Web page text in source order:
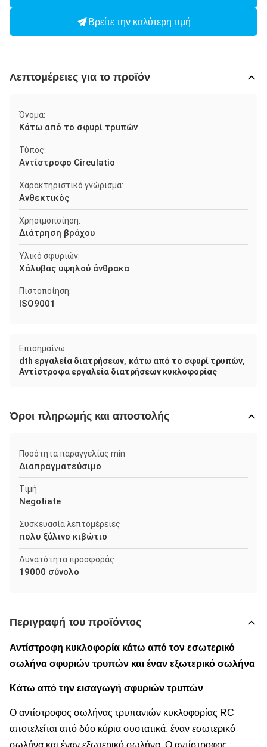
Βρείτε την καλύτερη τιμή
Λεπτομέρειες για το προϊόν
Όνομα:
Κάτω από το σφυρί τρυπών
Τύπος:
Αντίστροφο Circulatio
Χαρακτηριστικό γνώρισμα:
Ανθεκτικός
Χρησιμοποίηση:
Διάτρηση βράχου
Υλικό σφυριών:
Χάλυβας υψηλού άνθρακα
Πιστοποίηση:
ISO9001
Επισημαίνω:
dth εργαλεία διατρήσεων, κάτω από το σφυρί τρυπών,
Αντίστροφα εργαλεία διατρήσεων κυκλοφορίας
Όροι πληρωμής και αποστολής
Ποσότητα παραγγελίας min
Διαπραγματεύσιμο
Τιμή
Negotiate
Συσκευασία λεπτομέρειες
πολυ ξύλινο κιβώτιο
Δυνατότητα προσφοράς
19000 σύνολο
Περιγραφή του προϊόντος
Αντίστροφη κυκλοφορία κάτω από τον εσωτερικό
σωλήνα σφυριών τρυπών και έναν εξωτερικό σωλήνα
Κάτω από την εισαγωγή σφυριών τρυπών
Ο αντίστροφος σωλήνας τρυπανιών κυκλοφορίας RC
αποτελείται από δύο κύρια συστατικά, έναν εσωτερικό
σωλήνα και έναν εξωτερικό σωλήνα. Ο αντίστροφος